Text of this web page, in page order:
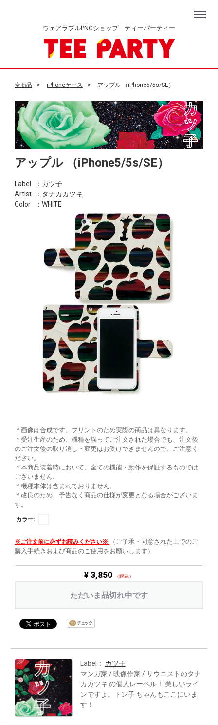
ウェアラブルPNGショップ ティーパーティー
Menu
全商品 iPhoneケース アップル （iPhone5/5s/SE）
アップル （iPhone5/5s/SE）
Label ： カツ子
Artist
： タナカカツキ
Color
：WHITE
＊画像は合成です。プリントのため実際の商品は異なります。
＊受注生産のため、機種を誤ってご注文された場合でも、注文後
のご注文後の取り消し・変更はお受けできませんので、ご注意く
ださい。
＊本商品装着時において、全ての機能・動作を保証するものでは
ございません。
＊機種本体は含まれておりません。
＊改良のため、予告なく商品の仕様が変更となる場合がございま
す。
カラー:
※ご注文前に必ずお読みください※
（ご了承・同意された上でのご
購入手続きおよび商品のご使用をお願いします）
¥ 3,850 （税込）
ただいま品切れ中です
Label： カツ子
マンガ家 / 映像作家 / サウニストのタナ
カカツキ の個人レーベル！ 美しいライ
ンですよ。トン子 ちゃんもここにいま
す！